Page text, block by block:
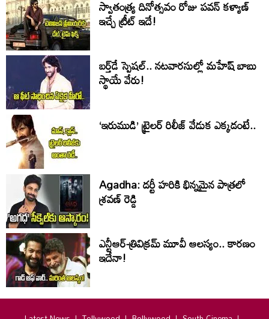
స్వాతంత్య్ర దినోత్సవం రోజు పవన్ కళ్యాణ్
ఇచ్చే ట్రీట్ ఇదే!
బర్త్‌‌డే స్పెషల్.. నటవారసుల్లో మహేష్ బాబు
స్థాయే వేరు!
‘ఇరుముడి’ ట్రైలర్ రిలీజ్ వేడుక ఎక్కడంటే..
Agadha: డర్టీ హరికి భిన్నమైన పాత్రలో
శ్రవణ్‌ రెడ్డి
ఎన్టీఆర్-త్రివిక్రమ్ మూవీ ఆలస్యం.. కారణం
ఇదేనా!